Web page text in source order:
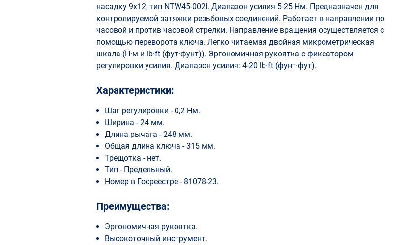
насадку 9x12, тип NTW45-002I. Диапазон усилия 5-25 Нм. Предназначен для
контролируемой затяжки резьбовых соединений. Работает в направлении по
часовой и против часовой стрелки. Направление вращения осуществляется с
помощью переворота ключа. Легко читаемая двойная микрометрическая
шкала (Н·м и lb·ft (фут·фунт)). Эргономичная рукоятка с фиксатором
регулировки усилия. Диапазон усилия: 4-20 lb·ft (фунт·фут).
Характеристики:
Шаг регулировки - 0,2 Нм.
Ширина - 24 мм.
Длина рычага - 248 мм.
Общая длина ключа - 315 мм.
Трещотка - нет.
Тип - Предельный.
Номер в Госреестре - 81078-23.
Преимущества:
Эргономичная рукоятка.
Высокоточный инструмент.